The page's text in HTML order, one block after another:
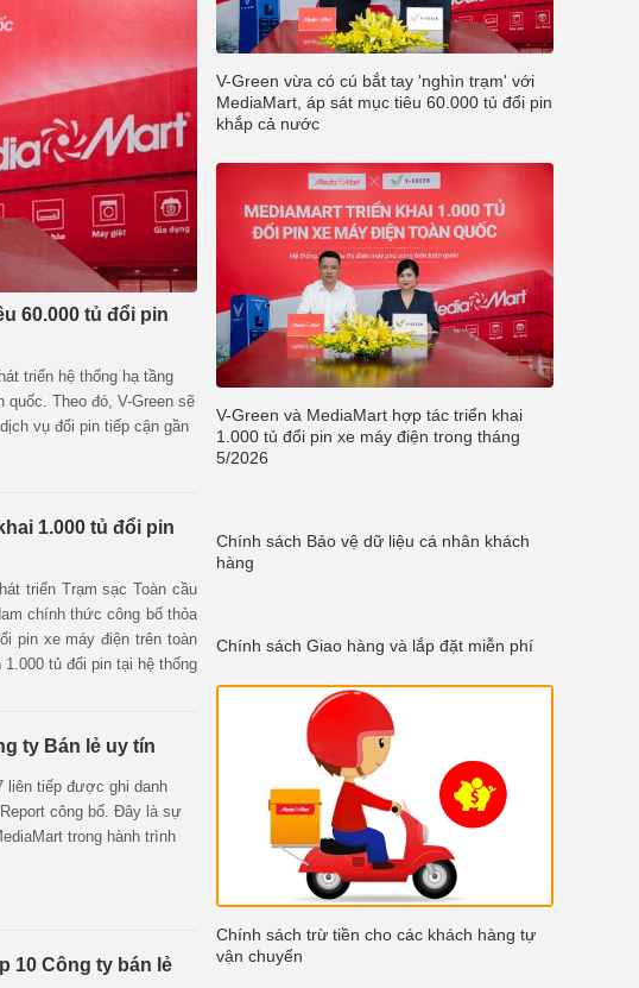
60.000 tủ đổi pin
triển hệ thống hạ tầng
Theo đó, V-Green sẽ
vụ đổi pin tiếp cận gần
1.000 tủ đổi pin
triển Trạm sạc Toàn cầu
chính thức công bố thỏa
pin xe máy điện trên toàn
tủ đổi pin tại hệ thống
ty Bán lẻ uy tín
liên tiếp được ghi danh
công bố. Đây là sự
trong hành trình
10 Công ty bán lẻ
V-Green vừa có cú bắt tay 'nghìn trạm' với
MediaMart, áp sát mục tiêu 60.000 tủ đổi pin
khắp cả nước
V-Green và MediaMart hợp tác triển khai
1.000 tủ đổi pin xe máy điện trong tháng
5/2026
Chính sách Bảo vệ dữ liệu cá nhân khách
hàng
Chính sách Giao hàng và lắp đặt miễn phí
Chính sách trừ tiền cho các khách hàng tự
vận chuyển